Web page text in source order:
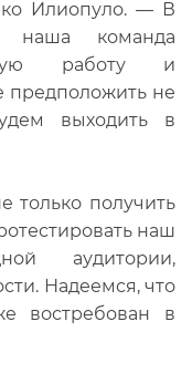
Илиопуло. — В
наша команда
работу и
предположить не
выходить в
только получить
наш
аудитории,
Надеемся, что
востребован в